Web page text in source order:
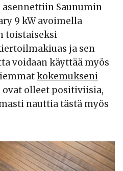
Saunumin
9 kW avoimella
toistaiseksi
ja sen
voidaan käyttää myös
kokemukseni
ovat olleet positiviisia,
nauttia tästä myös